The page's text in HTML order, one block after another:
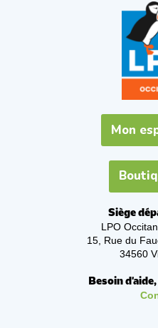
Mon
Siège
LPO
15, Rue du
34560
Besoin